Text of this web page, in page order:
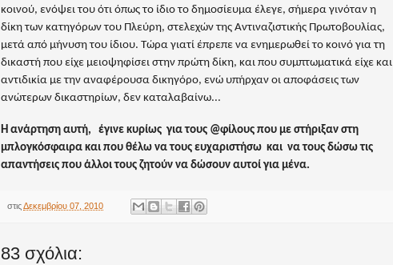
κοινού, ενόψει του ότι όπως το ίδιο το δημοσίευμα έλεγε, σήμερα γινόταν η
δίκη των κατηγόρων του Πλεύρη, στελεχών της Αντιναζιστικής Πρωτοβουλίας,
μετά από μήνυση του ίδιου. Τώρα γιατί έπρεπε να ενημερωθεί το κοινό για τη
δικαστή που είχε μειοψηφίσει στην πρώτη δίκη, και που συμπτωματικά είχε και
αντιδικία με την αναφέρουσα δικηγόρο, ενώ υπήρχαν οι αποφάσεις των
ανώτερων δικαστηρίων, δεν καταλαβαίνω...
Η ανάρτηση αυτή, έγινε κυρίως για τους @φίλους που με στήριξαν στη
μπλογκόσφαιρα και που θέλω να τους ευχαριστήσω και να τους δώσω τις
απαντήσεις που άλλοι τους ζητούν να δώσουν αυτοί για μένα.
στιςΔεκεμβρίου 07, 2010
83 σχόλια: